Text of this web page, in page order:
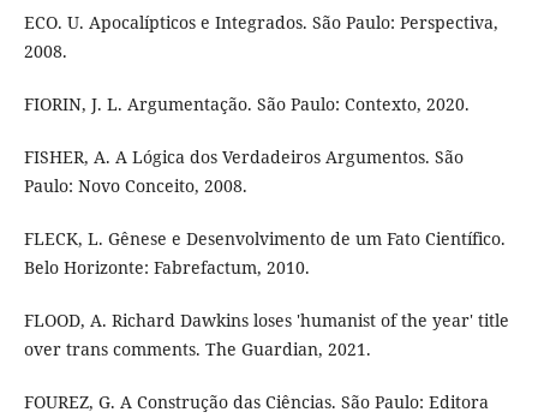
ECO. U. Apocalípticos e Integrados. São Paulo: Perspectiva,
2008.
FIORIN, J. L. Argumentação. São Paulo: Contexto, 2020.
FISHER, A. A Lógica dos Verdadeiros Argumentos. São
Paulo: Novo Conceito, 2008.
FLECK, L. Gênese e Desenvolvimento de um Fato Científico.
Belo Horizonte: Fabrefactum, 2010.
FLOOD, A. Richard Dawkins loses 'humanist of the year' title
over trans comments. The Guardian, 2021.
FOUREZ, G. A Construção das Ciências. São Paulo: Editora